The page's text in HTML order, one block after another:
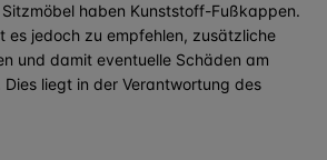
Sitzmöbel haben Kunststoff-Fußkappen.
es jedoch zu empfehlen, zusätzliche
und damit eventuelle Schäden am
Dies liegt in der Verantwortung des